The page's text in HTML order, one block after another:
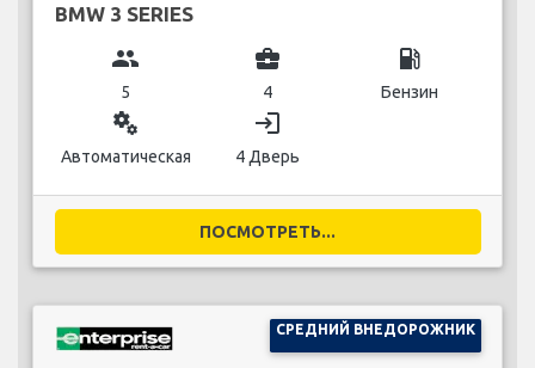
BMW 3 SERIES
group
5
business_center
4
local_gas_station
Бензин
miscellaneous_services
Автоматическая
login
4 Дверь
ПОСМОТРЕТЬ...
СРЕДНИЙ ВНЕДОРОЖНИК